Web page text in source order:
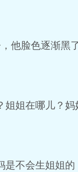
他脸色逐渐黑了
姐在哪儿？妈
不会生姐姐的